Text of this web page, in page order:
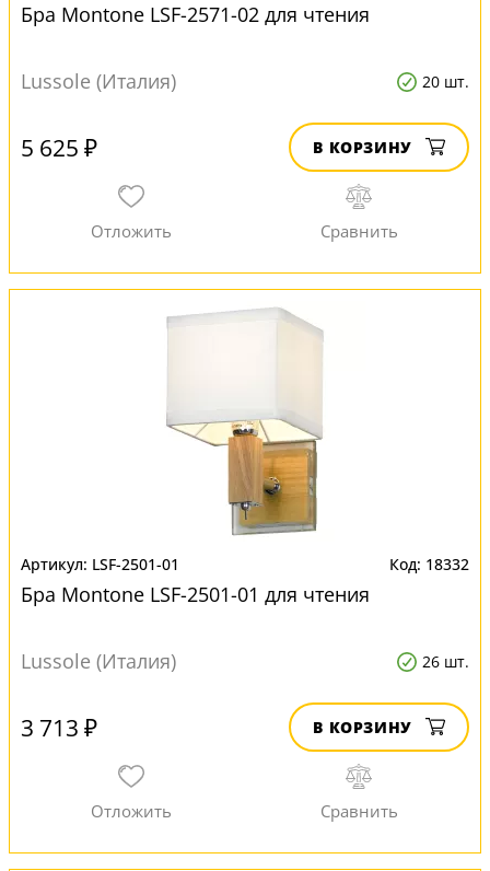
Бра Montone LSF-2571-02 для чтения
Lussole (Италия) 20 шт.
5 625 ₽ В КОРЗИНУ
LSF-2501-01 18332
Бра Montone LSF-2501-01 для чтения
Lussole (Италия) 26 шт.
3 713 ₽ В КОРЗИНУ